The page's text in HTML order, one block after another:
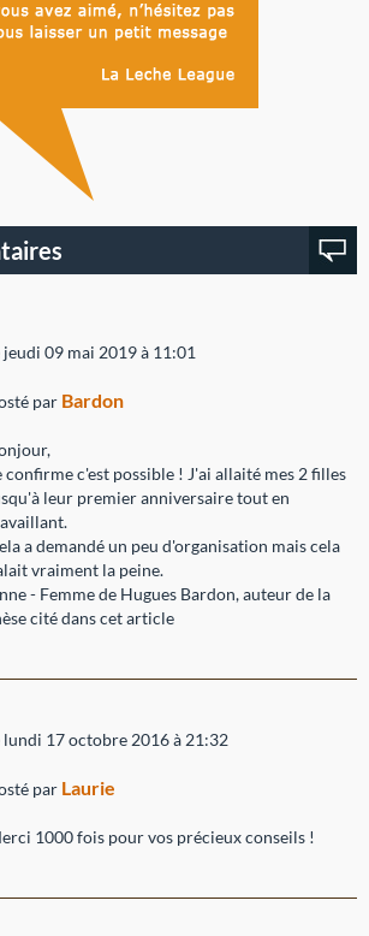
jeudi 09 mai 2019 à 11:01
par Bardon
confirme c'est possible ! J'ai allaité mes 2 filles
leur premier anniversaire tout en
a demandé un peu d'organisation mais cela
vraiment la peine.
- Femme de Hugues Bardon, auteur de la
cité dans cet article
lundi 17 octobre 2016 à 21:32
par Laurie
1000 fois pour vos précieux conseils !